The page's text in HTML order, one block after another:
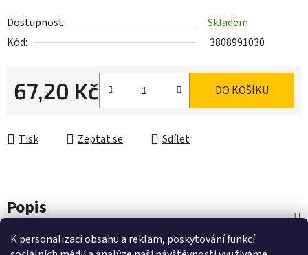
K personalizaci obsahu a reklam, poskytování funkcí
Dostupnost
Skladem
Kód:
3808991030
67,20 Kč DO KOŠÍKU
Tisk Zeptat se Sdílet
Popis
Diskuze